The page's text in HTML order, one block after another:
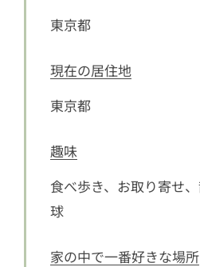
東京都
現在の居住地
東京都
趣味
食べ歩き、お取り寄せ
球
家の中で一番好きな場所